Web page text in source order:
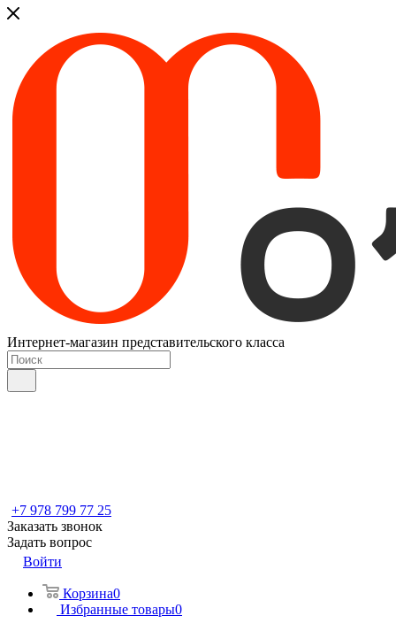
Интернет-магазин представительского класса
+7 978 799 77 25
Заказать звонок
Задать вопрос
Войти
Корзина0
Избранные товары0